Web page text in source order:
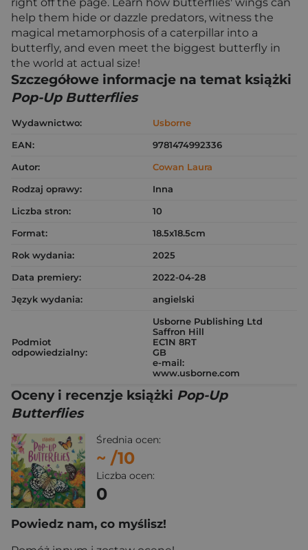
help them hide or dazzle predators, witness the
magical metamorphosis of a caterpillar into a
butterfly, and even meet the biggest butterfly in
the world at actual size!
Szczegółowe informacje na temat książki
Pop-Up Butterflies
Wydawnictwo:
Usborne
EAN:
9781474992336
Autor:
Cowan Laura
Rodzaj oprawy:
Inna
Liczba stron:
10
Format:
18.5x18.5cm
Rok wydania:
2025
Data premiery:
2022-04-28
Język wydania:
angielski
Podmiot
odpowiedzialny:
Usborne Publishing Ltd
Saffron Hill
EC1N 8RT
GB
e-mail:
www.usborne.com
Oceny i recenzje książki Pop-Up
Butterflies
Średnia ocen:
~ /10
Liczba ocen:
0
Powiedz nam, co myślisz!